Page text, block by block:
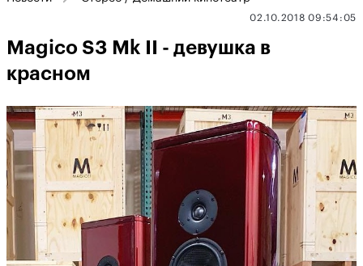
02.10.2018 09:54:05
Magico S3 Mk II - девушка в
красном